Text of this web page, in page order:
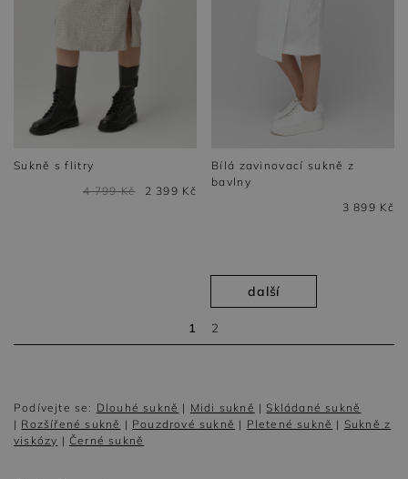
Sukně s flitry
4 799 Kč
2 399 Kč
Bílá zavinovací sukně z
bavlny
3 899 Kč
1 2
další
Podívejte se: Dlouhé sukně | Midi sukně |Skládané sukně
| Rozšířené sukně | Pouzdrové sukně | Pletené sukně | Sukně z
viskózy |Černé sukně